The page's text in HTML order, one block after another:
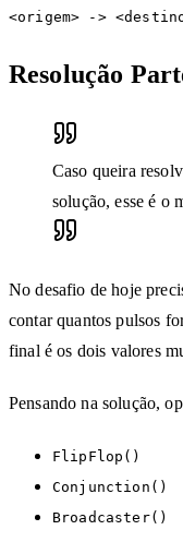
Resolução
Caso queira
solução, esse é o
No desafio de hoje
contar quantos pulsos
final é os dois valores
Pensando na solução,
FlipFlop()
Conjunction()
Broadcaster()